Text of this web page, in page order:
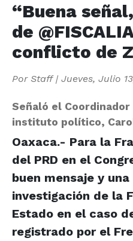
“Buena
de
conflicto de
Por Staff| Jueves, Julio
Señaló el
instituto político,
Oaxaca.- Para la
del PRD en el
buen mensaje y
investigación de la
Estado en el caso
registrado por el